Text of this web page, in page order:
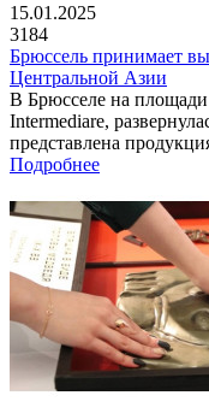
15.01.2025
3184
Брюссель принимает
Центральной Азии
В Брюсселе на площади
Intermediare,
представлена
Подробнее